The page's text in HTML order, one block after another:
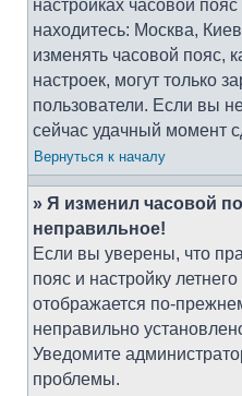
настройках часовой
находитесь: Москва,
изменять часовой пояс,
настроек, могут только
пользователи. Если вы
сейчас удачный момент
Вернуться к началу
» Я изменил часовой
неправильное!
Если вы уверены, что
пояс и настройку
отображается по-
неправильно
Уведомите
проблемы.